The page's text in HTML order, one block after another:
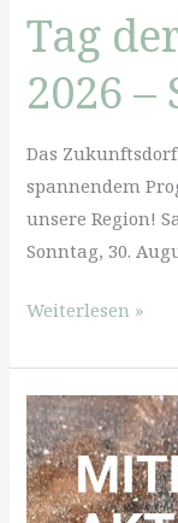
der
Bürgerstiftung
Tag
2026 –
Das
spannendem
unsere Region!
Sonntag, 30.
Tag
Gesundheit
2026
–
Save
the
Weiterlesen »